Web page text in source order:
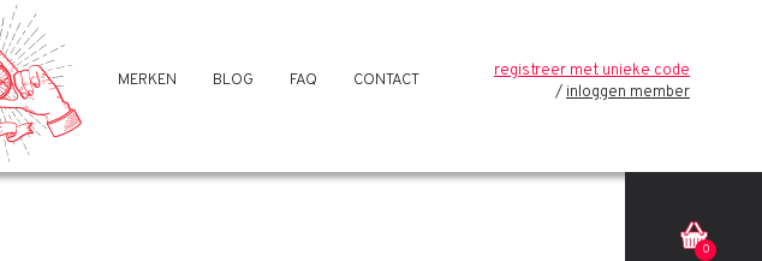
MERKEN BLOG FAQ CONTACT
registreer met unieke code
inloggen member
0